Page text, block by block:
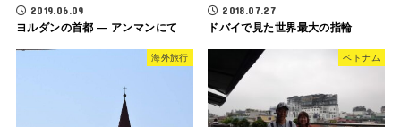
2019.06.09
ヨルダンの首都 ― アンマンにて
2018.07.27
ドバイで見た世界最大の指輪
海外旅行 ベトナム